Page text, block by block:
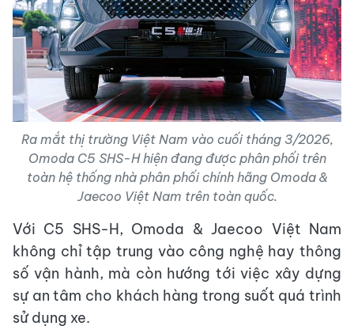
Ra mắt thị trường Việt Nam vào cuối tháng 3/2026,
Omoda C5 SHS-H hiện đang được phân phối trên
toàn hệ thống nhà phân phối chính hãng Omoda &
Jaecoo Việt Nam trên toàn quốc.
Với C5 SHS-H, Omoda & Jaecoo Việt Nam
không chỉ tập trung vào công nghệ hay thông
số vận hành, mà còn hướng tới việc xây dựng
sự an tâm cho khách hàng trong suốt quá trình
sử dụng xe.